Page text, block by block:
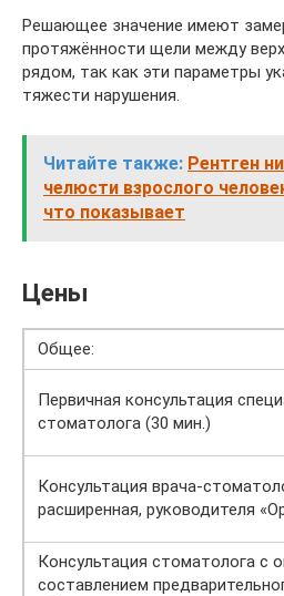
Решающее значение имеют
протяжённости щели между
рядом, так как эти параметры
тяжести нарушения.
Читайте также: Рентген
челюсти взрослого
что показывает
Цены
Общее:
Первичная консультация
стоматолога (30 мин.)
Консультация врача-
расширенная, руководителя
Консультация стоматолога с
составлением